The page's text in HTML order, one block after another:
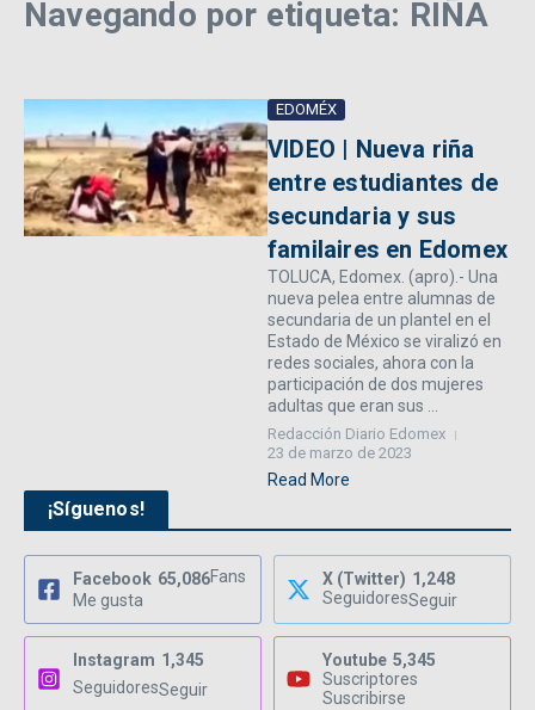
Navegando por etiqueta: RIÑA
EDOMÉX
VIDEO | Nueva riña
entre estudiantes de
secundaria y sus
familaires en Edomex
TOLUCA, Edomex. (apro).- Una
nueva pelea entre alumnas de
secundaria de un plantel en el
Estado de México se viralizó en
redes sociales, ahora con la
participación de dos mujeres
adultas que eran sus ...
Redacción Diario Edomex
23 de marzo de 2023
Read More
¡Síguenos!
Facebook 65,086Fans
Me gusta
X (Twitter) 1,248
SeguidoresSeguir
Instagram 1,345
SeguidoresSeguir
Youtube 5,345
Suscriptores
Suscribirse